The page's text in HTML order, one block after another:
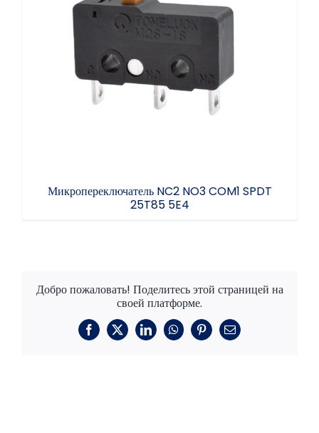
Микропереключатель NC2 NO3 COM1 SPDT
25T85 5E4
Микропереключатель NC2 NO3 COM1 SPDT
25T85 5E4
Добро пожаловать! Поделитесь этой страницей на
своей платформе.
Фейсбук
X LinkedInWhatsAppПинтерестЭлектронная